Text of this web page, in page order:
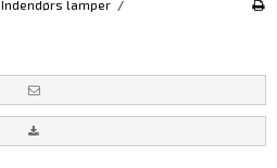
Indendørs lamper /